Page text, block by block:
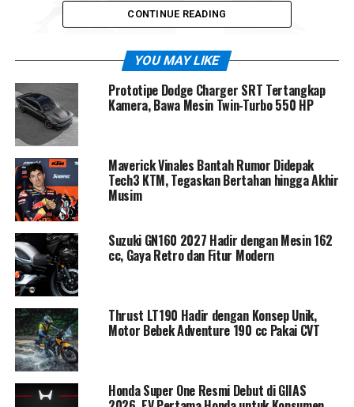
Dari tampilan luar, aura elegan langsung terasa. Lampu
depan kini mengusung teknologi LED terbaru yang
dipadukan Daytime Running Light (DRL) berbentuk
lengkung, memberi karakter tegas namun tetap stylish.
Seluruh sistem pencahayaan, termasuk sein dan lampu
belakang, sudah full LED sehingga tampil lebih modern
dan visibilitas semakin optimal, terutama saat
berkendara malam hari.
Masuk ke area kokpit, Trevis 125 2026 dibekali panel
instrumen LCD digital yang simpel namun informatif.
Pengendara dapat dengan mudah memantau kecepatan,
putaran mesin, indikator bahan bakar, jarak tempuh,
CONTINUE READING
YOU MAY LIKE
Prototipe Dodge Charger SRT Tertangkap
Kamera, Bawa Mesin Twin-Turbo 550 HP
Maverick Vinales Bantah Rumor Didepak
Tech3 KTM, Tegaskan Bertahan hingga Akhir
Musim
Suzuki GN160 2027 Hadir dengan Mesin 162
cc, Gaya Retro dan Fitur Modern
Thrust LT190 Hadir dengan Konsep Unik,
Motor Bebek Adventure 190 cc Pakai CVT
Honda Super One Resmi Debut di GIIAS